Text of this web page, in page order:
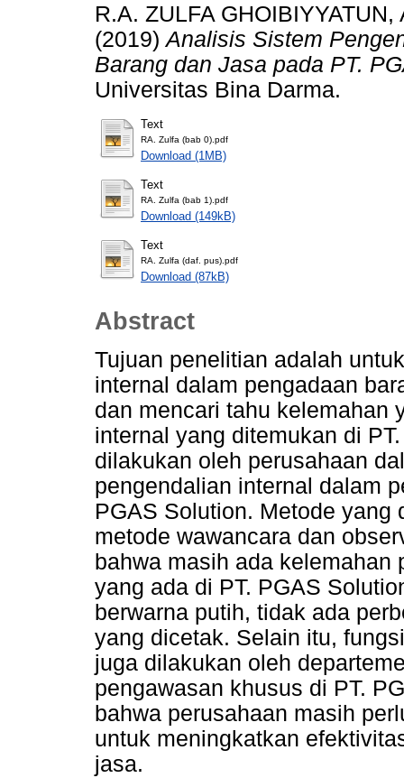
R.A. ZULFA GHOIBIYYATUN,
(2019)Analisis Sistem
Barang dan Jasa pada PT.
Universitas Bina Darma.
Text
RA. Zulfa (bab 0).pdf
Download (1MB)
Text
RA. Zulfa (bab 1).pdf
Download (149kB)
Text
RA. Zulfa (daf. pus).pdf
Download (87kB)
Abstract
Tujuan penelitian adalah
internal dalam pengadaan
dan mencari tahu kelemahan
internal yang ditemukan di
dilakukan oleh perusahaan
pengendalian internal dalam
PGAS Solution. Metode
metode wawancara dan
bahwa masih ada
yang ada di PT. PGAS
berwarna putih, tidak ada
yang dicetak. Selain itu,
juga dilakukan oleh
pengawasan khusus di PT.
bahwa perusahaan masih
untuk meningkatkan
jasa.